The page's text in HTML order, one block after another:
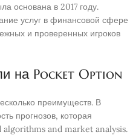
основана в 2017 году.
услуг в финансовой сфере
и проверенных игроков
на Pocket Option
преимуществ. В
прогнозов, которая
algorithms and market analysis.